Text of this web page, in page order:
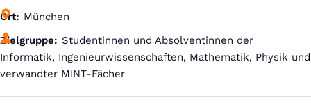
Ort
München
Zielgruppe
Studentinnen und Absolventinnen der
Informatik, Ingenieurwissenschaften, Mathematik, Physik und
verwandter MINT-Fächer